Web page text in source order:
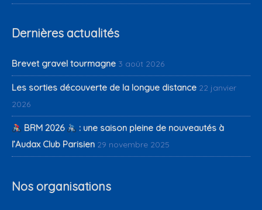
Dernières actualités
Brevet gravel tourmagne 3 août 2026
Les sorties découverte de la longue distance 22 janvier
2026
BRM 2026
: une saison pleine de nouveautés à
l’Audax Club Parisien 29 novembre 2025
Nos organisations